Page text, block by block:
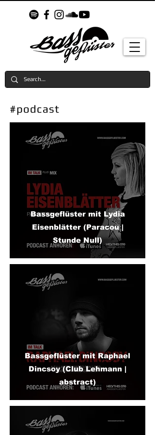
#podcast
Bassgeflüster mit Lydia
Eisenblätter (Paracou |
Stunde Null)
Bassgeflüster mit Raphael
Dincsoy (Club Lehmann |
abstract)